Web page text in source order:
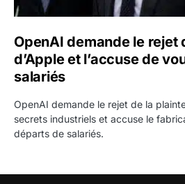
OpenAI demande le rejet
d’Apple et l’accuse de
salariés
OpenAI demande le rejet de la
secrets industriels et accuse le
départs de salariés.